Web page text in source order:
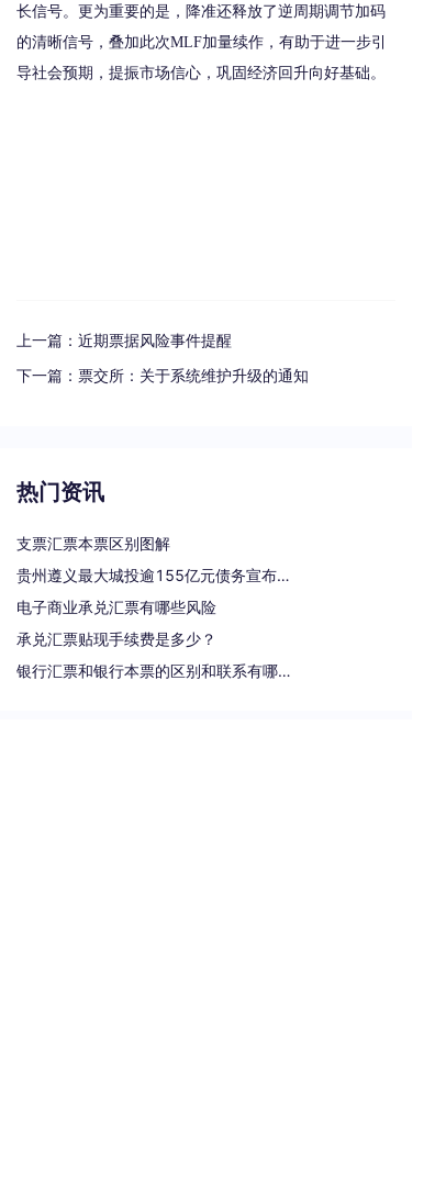
长信号。更为重要的是，降准还释放了逆周期调节加码
的清晰信号，叠加此次MLF加量续作，有助于进一步引
导社会预期，提振市场信心，巩固经济回升向好基础。
上一篇： 近期票据风险事件提醒
下一篇： 票交所：关于系统维护升级的通知
热门资讯
支票汇票本票区别图解
贵州遵义最大城投逾155亿元债务宣布重组
电子商业承兑汇票有哪些风险
承兑汇票贴现手续费是多少？
银行汇票和银行本票的区别和联系有哪些（一文读懂支票、本票和汇票的区别）